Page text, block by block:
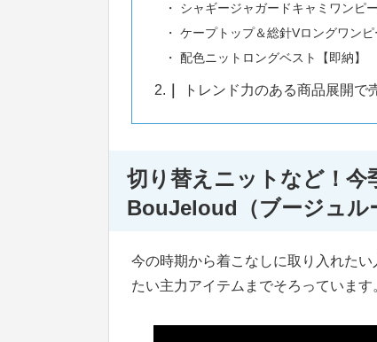
シャギージャガードキャミワンピ
ケープトップ＆総針Vロングワンピ
配色ニットロングベスト【即納】
2. トレンド力のある商品展開で
切り替えニットなど！今
BouJeloud（ブージュル
今の時期から着こなしに取り入れた
たい主力アイテムまでそろっています